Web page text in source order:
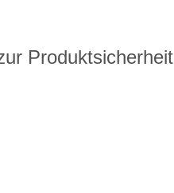
Produktsicherheit